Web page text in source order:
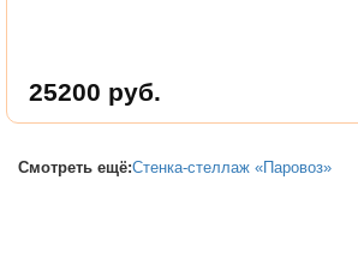
25200 руб.
Смотреть ещё:Стенка-стеллаж «Паровоз»